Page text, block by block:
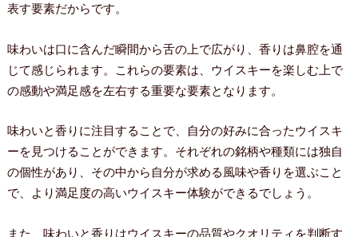
表す要素だからです。
味わいは口に含んだ瞬間から舌の上で広がり、香りは鼻腔を通
じて感じられます。これらの要素は、ウイスキーを楽しむ上で
の感動や満足感を左右する重要な要素となります。
味わいと香りに注目することで、自分の好みに合ったウイスキ
ーを見つけることができます。それぞれの銘柄や種類には独自
の個性があり、その中から自分が求める風味や香りを選ぶこと
で、より満足度の高いウイスキー体験ができるでしょう。
また、味わいと香りはウイスキーの品質やクオリティを判断す